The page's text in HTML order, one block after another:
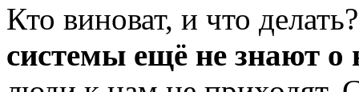
Кто виноват, и что
системы ещё не знают о